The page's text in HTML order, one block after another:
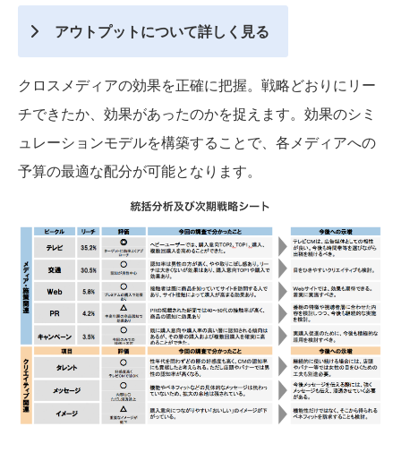
アウトプットについて詳しく見る
クロスメディアの効果を正確に把握。戦略どおりにリー
チできたか、効果があったのかを捉えます。効果のシミ
ュレーションモデルを構築することで、各メディアへの
予算の最適な配分が可能となります。